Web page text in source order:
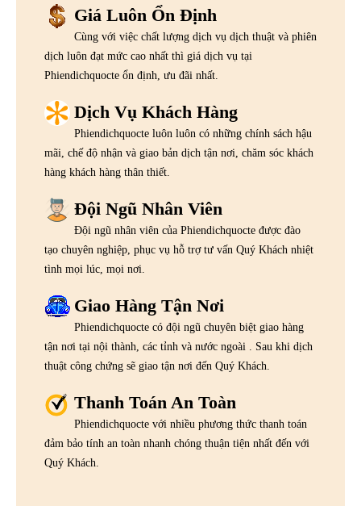
Giá Luôn Ổn Định
Cùng với việc chất lượng dịch vụ dịch thuật và phiên
dịch luôn đạt mức cao nhất thì giá dịch vụ tại
Phiendichquocte ổn định, ưu đãi nhất.
Dịch Vụ Khách Hàng
Phiendichquocte luôn luôn có những chính sách hậu
mãi, chế độ nhận và giao bản dịch tận nơi, chăm sóc khách
hàng khách hàng thân thiết.
Đội Ngũ Nhân Viên
Đội ngũ nhân viên của Phiendichquocte được đào
tạo chuyên nghiệp, phục vụ hỗ trợ tư vấn Quý Khách nhiệt
tình mọi lúc, mọi nơi.
Giao Hàng Tận Nơi
Phiendichquocte có đội ngũ chuyên biệt giao hàng
tận nơi tại nội thành, các tỉnh và nước ngoài . Sau khi dịch
thuật công chứng sẽ giao tận nơi đến Quý Khách.
Thanh Toán An Toàn
Phiendichquocte với nhiều phương thức thanh toán
đảm bảo tính an toàn nhanh chóng thuận tiện nhất đến với
Quý Khách.